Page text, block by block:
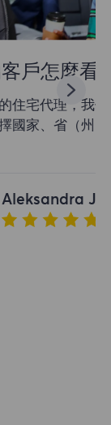
系統可以讓
現靈活的網